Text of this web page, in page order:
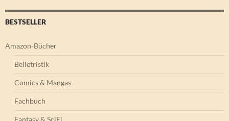
BESTSELLER
Amazon-Bücher
Belletristik
Comics & Mangas
Fachbuch